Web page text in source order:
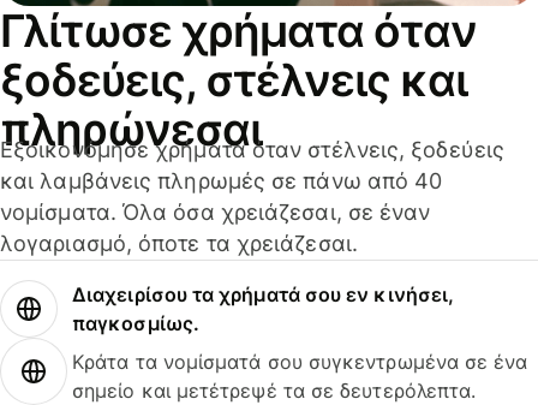
Γλίτωσε χρήματα όταν
ξοδεύεις, στέλνεις και
πληρώνεσαι
Εξοικονόμησε χρήματα όταν στέλνεις, ξοδεύεις
και λαμβάνεις πληρωμές σε πάνω από 40
νομίσματα. Όλα όσα χρειάζεσαι, σε έναν
λογαριασμό, όποτε τα χρειάζεσαι.
Διαχειρίσου τα χρήματά σου εν κινήσει,
παγκοσμίως.
Κράτα τα νομίσματά σου συγκεντρωμένα σε ένα
σημείο και μετέτρεψέ τα σε δευτερόλεπτα.